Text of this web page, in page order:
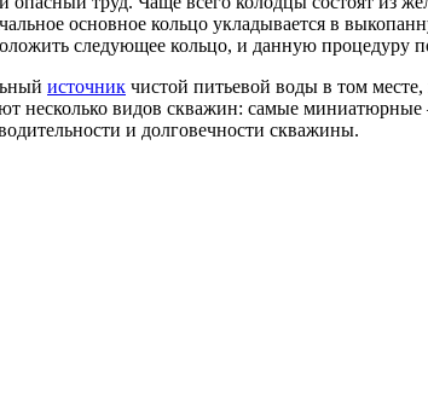
основное кольцо укладывается в
следующее кольцо, и данную процедуру
источник чистой питьевой воды в том
несколько видов скважин: самые
и долговечности скважины.